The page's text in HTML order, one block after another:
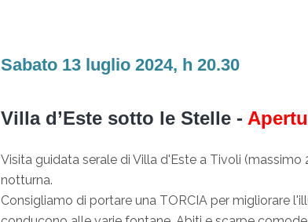
Sabato 13 luglio 2024, h 20.30
Villa d’Este sotto le Stelle -
Visita guidata serale di Villa d'Este a Tivoli
notturna.
Consigliamo di portare una TORCIA per migliorare